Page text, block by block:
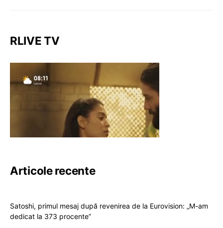
RLIVE TV
Articole recente
Satoshi, primul mesaj după revenirea de la Eurovision: „M-am
dedicat la 373 procente”